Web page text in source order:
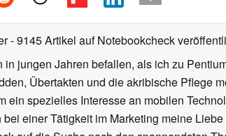
- 9145 Artikel auf Notebookcheck
in jungen Jahren befallen, als ich zu
Übertakten und die akribische Pflege
ein spezielles Interesse an mobilen
einer Tätigkeit im Marketing meine